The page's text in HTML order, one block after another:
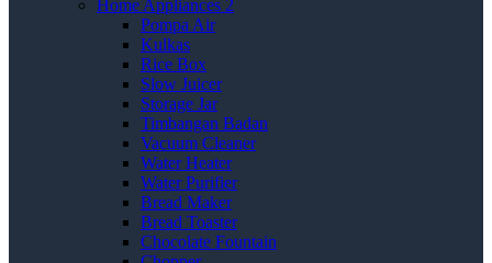
Home Appliances 2
Pompa Air
Kulkas
Rice Box
Slow Juicer
Storage Jar
Timbangan Badan
Vacuum Cleaner
Water Heater
Water Purifier
Bread Maker
Bread Toaster
Chocolate Fountain